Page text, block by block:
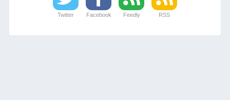
Twitter Facebook Feedly RSS